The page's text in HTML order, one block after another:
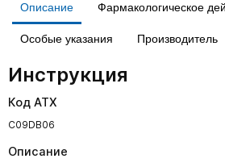
Описание Фармакологическое
Особые указания Производитель
Инструкция
Код АТХ
C09DB06
Описание